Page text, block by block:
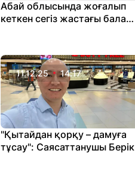
Абай облысында жоғалып
кеткен сегіз жастағы бала
11.12.25 14:17
"Қытайдан қорқу – дамуға
тұсау": Саясаттанушы Берік